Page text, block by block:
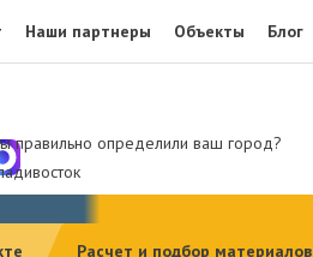
Наши партнеры Объекты
Блог
правильно определили ваш город?
Расчет и подбор материалов